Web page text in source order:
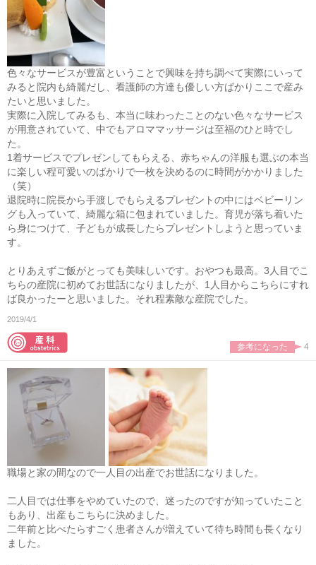
色々なサービスが豊富ということで興味を持ち調べて実際にいって
みると院内も綺麗だし、看護師の方達も優しい方ばかりここで産み
たいと思いました。
実際に入院してみるも、本当に味わったことのない色々なサービス
が用意されていて、中でもアロママッサージは至福のひと時でし
た。
1着サービスでプレゼンしてもらえる、赤ちゃんの洋服も選ぶの本当
に楽しい程可愛いのばかりで一枚を決めるのに時間がかかりました
（笑）
退院時に院長から手渡しでもらえるプレゼントの中にはベビーリン
グも入っていて、綺麗な箱に包まれていました。育児が落ち着いた
ら身につけて、子どもが成長したらプレゼントしようと思っていま
す。
とりあえずご飯がとっても美味しいです。おやつも最高。3人目でこ
ちらの産院に初めてお世話になりましたが、1人目からこちらにすれ
ば良かったーと思いました。それ程素敵な産院でした。
2019/4/1
参考になった 4
職場と家の間なので一人目の出産でお世話になりました。
二人目では仕事をやめていたので、迷ったのですが知っていたこと
もあり、出産もこちらに決めました。
二年前と比べたらすごく患者さんが増えていて待ち時間も長くなり
ました。